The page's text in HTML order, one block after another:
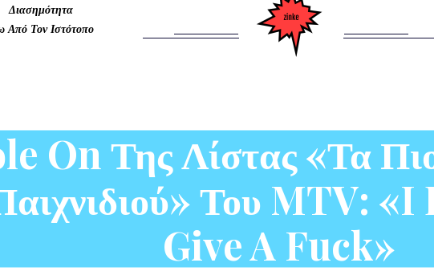
Διασημότητα
Από Τον Ιστότοπο
On Της Λίστας «Τα
Του MTV:
Give A Fuck»